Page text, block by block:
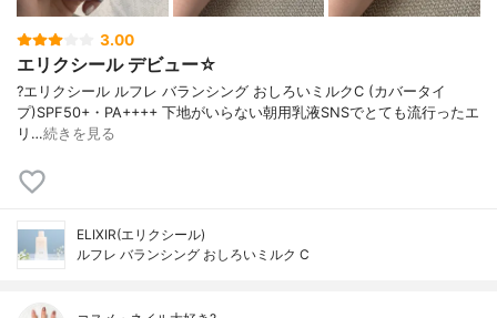
3.00
エリクシール デビュー☆
?エリクシール ルフレ バランシング おしろいミルクC (カバータイ
プ)SPF50+・PA++++ 下地がいらない朝用乳液SNSでとても流行ったエ
リ…続きを見る
ELIXIR(エリクシール)
ルフレ バランシング おしろいミルク C